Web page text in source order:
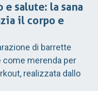
e salute: la sana
il corpo e
di barrette
come merenda per
realizzata dallo